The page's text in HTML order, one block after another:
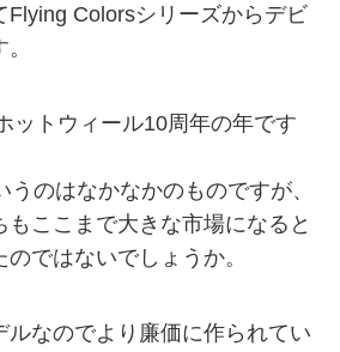
Flying Colorsシリーズからデビ
ットウィール10周年の年です
のはなかなかのものですが、
もここまで大きな市場になると
ではないでしょうか。
ルなのでより廉価に作られてい